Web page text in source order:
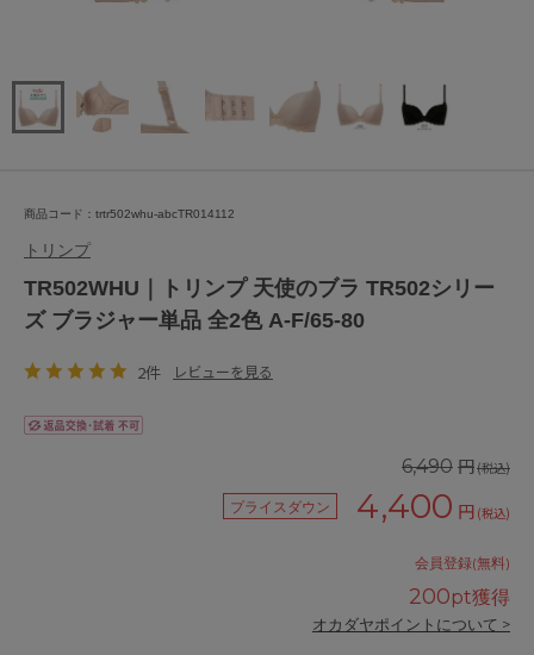
商品コード：trtr502whu-abcTR014112
トリンプ
TR502WHU｜トリンプ 天使のブラ TR502シリー
ズ ブラジャー単品 全2色 A-F/65-80
2件 レビューを見る
6,490 円(税込)
プライスダウン 4,400 円 (税込)
会員登録(無料)
200pt獲得
オカダヤポイントについて >